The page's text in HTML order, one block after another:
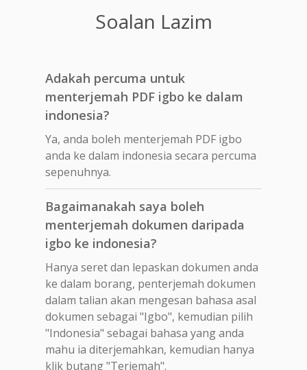
Soalan Lazim
Adakah percuma untuk
menterjemah PDF igbo ke dalam
indonesia?
Ya, anda boleh menterjemah PDF igbo
anda ke dalam indonesia secara percuma
sepenuhnya.
Bagaimanakah saya boleh
menterjemah dokumen daripada
igbo ke indonesia?
Hanya seret dan lepaskan dokumen anda
ke dalam borang, penterjemah dokumen
dalam talian akan mengesan bahasa asal
dokumen sebagai "Igbo", kemudian pilih
"Indonesia" sebagai bahasa yang anda
mahu ia diterjemahkan, kemudian hanya
klik butang "Terjemah".